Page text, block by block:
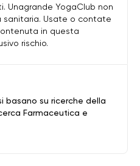
basano su ricerche della
Farmaceutica e
Unagrande YogaClub non
sanitaria. Usate o contate
in questa
rischio.